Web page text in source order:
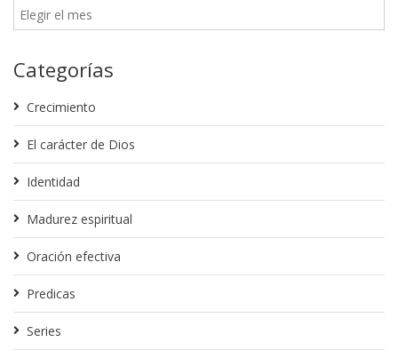
Categorías
Crecimiento
El carácter de Dios
Identidad
Madurez espiritual
Oración efectiva
Predicas
Series